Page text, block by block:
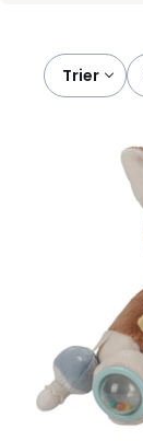
Trier